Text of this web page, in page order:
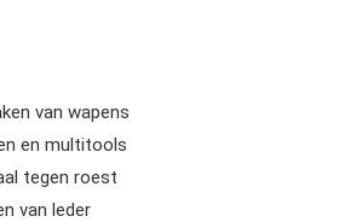
van wapens
en multitools
tegen roest
van leder